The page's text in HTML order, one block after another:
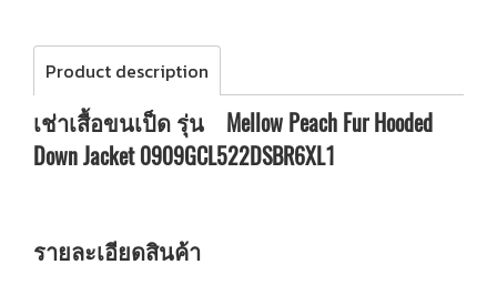
Product description
เช่าเสื้อขนเป็ด รุ่น Mellow Peach Fur Hooded
Down Jacket 0909GCL522DSBR6XL1
รายละเอียดสินค้า